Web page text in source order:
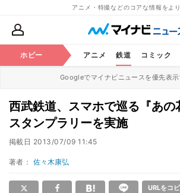
アニメ・特撮などのコアな情報をよ
ホビー アニメ 鉄道 コミック
Googleでマイナビニュースを優先表
西武鉄道、スマホで巡る『あの
スタンプラリーを実施
掲載日 2013/07/09 11:45
著者： 佐々木康弘
URLをコ